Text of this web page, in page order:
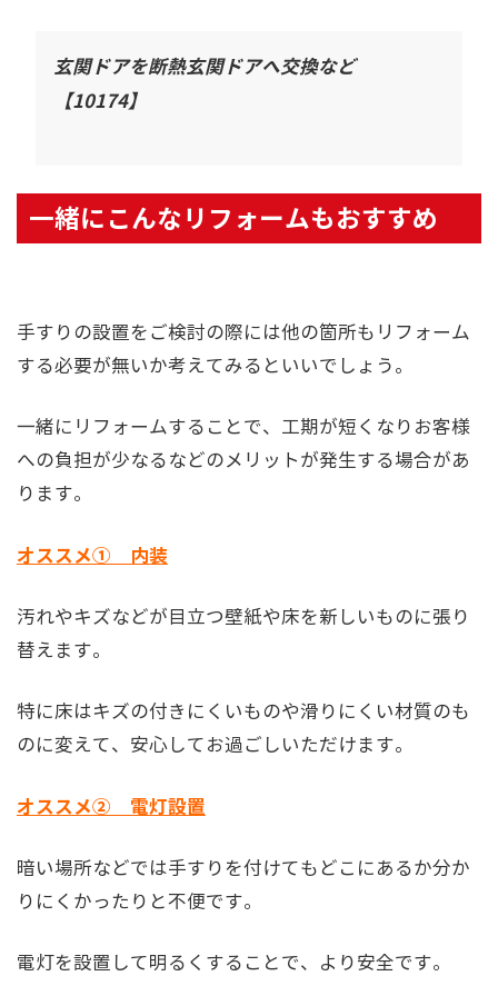
玄関ドアを断熱玄関ドアへ交換など
【10174】
一緒にこんなリフォームもおすすめ
手すりの設置をご検討の際には他の箇所もリフォーム
する必要が無いか考えてみるといいでしょう。
一緒にリフォームすることで、工期が短くなりお客様
への負担が少なるなどのメリットが発生する場合があ
ります。
オススメ① 内装
汚れやキズなどが目立つ壁紙や床を新しいものに張り
替えます。
特に床はキズの付きにくいものや滑りにくい材質のも
のに変えて、安心してお過ごしいただけます。
オススメ② 電灯設置
暗い場所などでは手すりを付けてもどこにあるか分か
りにくかったりと不便です。
電灯を設置して明るくすることで、より安全です。